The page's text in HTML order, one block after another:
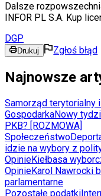
Dalsze
INFOR PL S.A. Kup
DGP
Drukuj Zgłoś błąd
Najnowsze
Samorząd terytorialny
GospodarkaNowy
PKB? [ROZMOWA]
Społeczeństwo
idzie na wybory z
OpinieKiełbasa
OpinieKarol Nawrocki
parlamentarne
Pozostałe podatki